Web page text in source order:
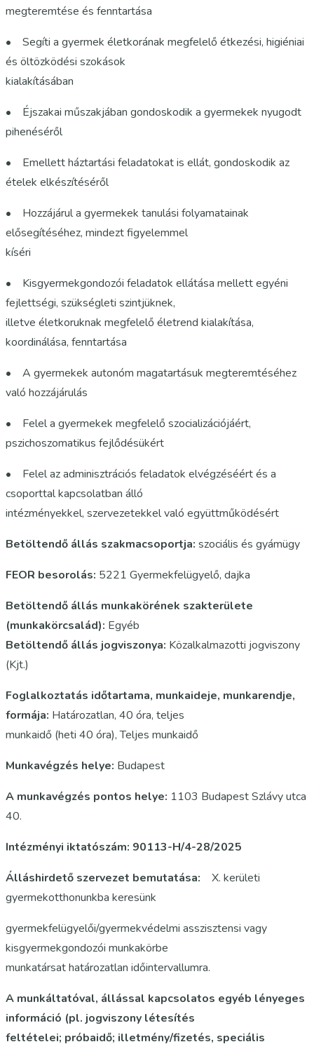
megteremtése és fenntartása
• Segíti a gyermek életkorának megfelelő étkezési, higiéniai
és öltözködési szokások
kialakításában
• Éjszakai műszakjában gondoskodik a gyermekek nyugodt
pihenéséről
• Emellett háztartási feladatokat is ellát, gondoskodik az
ételek elkészítéséről
• Hozzájárul a gyermekek tanulási folyamatainak
elősegítéséhez, mindezt figyelemmel
kíséri
• Kisgyermekgondozói feladatok ellátása mellett egyéni
fejlettségi, szükségleti szintjüknek,
illetve életkoruknak megfelelő életrend kialakítása,
koordinálása, fenntartása
• A gyermekek autonóm magatartásuk megteremtéséhez
való hozzájárulás
• Felel a gyermekek megfelelő szocializációjáért,
pszichoszomatikus fejlődésükért
• Felel az adminisztrációs feladatok elvégzéséért és a
csoporttal kapcsolatban álló
intézményekkel, szervezetekkel való együttműködésért
Betöltendő állás szakmacsoportja: szociális és gyámügy
FEOR besorolás: 5221 Gyermekfelügyelő, dajka
Betöltendő állás munkakörének szakterülete
(munkakörcsalád): Egyéb
Betöltendő állás jogviszonya: Közalkalmazotti jogviszony
(Kjt.)
Foglalkoztatás időtartama, munkaideje, munkarendje,
formája: Határozatlan, 40 óra, teljes
munkaidő (heti 40 óra), Teljes munkaidő
Munkavégzés helye: Budapest
A munkavégzés pontos helye: 1103 Budapest Szlávy utca
40.
Intézményi iktatószám: 90113-H/4-28/2025
Álláshirdető szervezet bemutatása: X. kerületi
gyermekotthonunkba keresünk
gyermekfelügyelői/gyermekvédelmi asszisztensi vagy
kisgyermekgondozói munkakörbe
munkatársat határozatlan időintervallumra.
A munkáltatóval, állással kapcsolatos egyéb lényeges
információ (pl. jogviszony létesítés
feltételei; próbaidő; illetmény/fizetés, speciális